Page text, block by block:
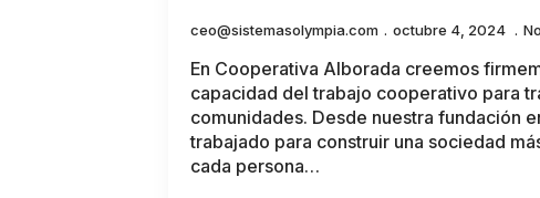
ceo@sistemasolympia.com octubre 4, 2024
En Cooperativa Alborada creemos
capacidad del trabajo cooperativo para
comunidades. Desde nuestra fundación
trabajado para construir una sociedad
cada persona…